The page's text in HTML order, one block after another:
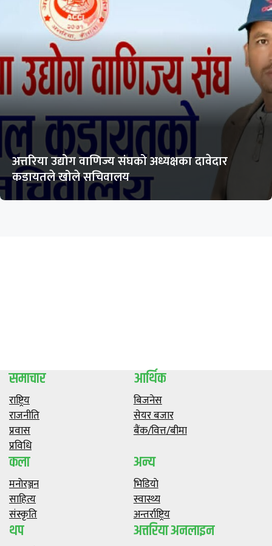
अत्तरिया उद्योग वाणिज्य संघको अध्यक्षका दावेदार
कडायतले खोले सचिवालय
समाचार
राष्ट्रिय
राजनीति
प्रवास
प्रविधि
आर्थिक
बिजनेस
सेयर बजार
बैंक/वित्त/बीमा
कला
मनाेरञ्जन
साहित्य
संस्कृति
अन्य
भिडियाे
स्वास्थ्य
अन्तर्राष्ट्रिय
थप अत्तरिया अनलाइन